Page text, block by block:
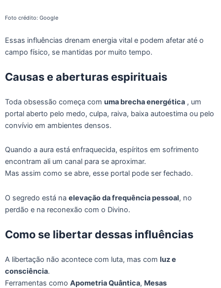
Foto crédito: Google
Essas influências drenam energia vital e podem afetar até o
campo físico, se mantidas por muito tempo.
Causas e aberturas espirituais
Toda obsessão começa com uma brecha energética , um
portal aberto pelo medo, culpa, raiva, baixa autoestima ou pelo
convívio em ambientes densos.
Quando a aura está enfraquecida, espíritos em sofrimento
encontram ali um canal para se aproximar.
Mas assim como se abre, esse portal pode ser fechado.
O segredo está na elevação da frequência pessoal, no
perdão e na reconexão com o Divino.
Como se libertar dessas influências
A libertação não acontece com luta, mas com luz e
consciência.
Ferramentas como Apometria Quântica, Mesas